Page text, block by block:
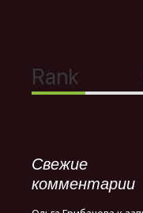
Свежие
комментарии